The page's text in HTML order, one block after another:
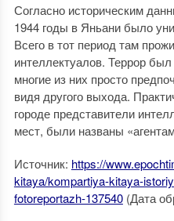
Согласно историческим
1944 годы в Яньани было
Всего в тот период там
интеллектуалов. Террор
многие из них просто
видя другого выхода.
городе представители
мест, были названы
Источник: https://
kitaya/kompartiya-kitaya-
fotoreportazh-137540(Дата